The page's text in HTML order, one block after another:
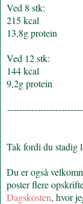
Ved 8 stk:
215 kcal
13,8g protein
Ved 12 stk:
144 kcal
9,2g protein
Tak fordi du stadig
Du er også
poster flere
Dagskosten, hvor